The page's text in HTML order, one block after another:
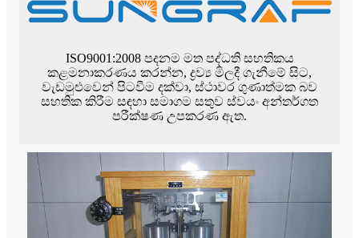
ISO9001:2008 පදනම මත පද්ධති සහතිකය
කළමනාකරණය කරන්න, ද්‍රව්‍ය මිලදී ගැනීමේ සිට,
වැඩමුළුවෙන් පිටවීම දක්වා, ස්ථාවර ගුණාත්මක බව
සහතික කිරීම සඳහා සමාගම සතුව ස්වයං අන්තර්ගත
පරීක්ෂණ උපකරණ ඇත.